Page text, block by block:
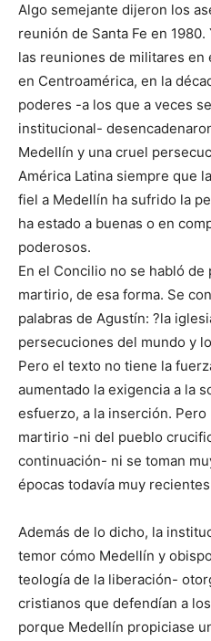
Algo semejante dijeron los
reunión de Santa Fe en
las reuniones de militares
en Centroamérica, en la
poderes -a los que a veces
institucional-
Medellín y una cruel
América Latina siempre que
fiel a Medellín ha sufrido la
ha estado a buenas o en
poderosos.
En el Concilio no se habló
martirio, de esa forma. Se
palabras de Agustín: ?la
persecuciones del mundo y
Pero el texto no tiene la
aumentado la exigencia a la
esfuerzo, a la inserción. Pero
martirio -ni del pueblo
continuación- ni se toman
épocas todavía muy
Además de lo dicho, la
temor cómo Medellín y
teología de la liberación-
cristianos que defendían a
porque Medellín propiciase